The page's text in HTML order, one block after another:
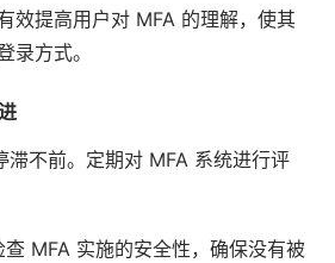
效提高用户对 MFA 的理解，使其
录方式。
滞不前。定期对 MFA 系统进行评
查 MFA 实施的安全性，确保没有被